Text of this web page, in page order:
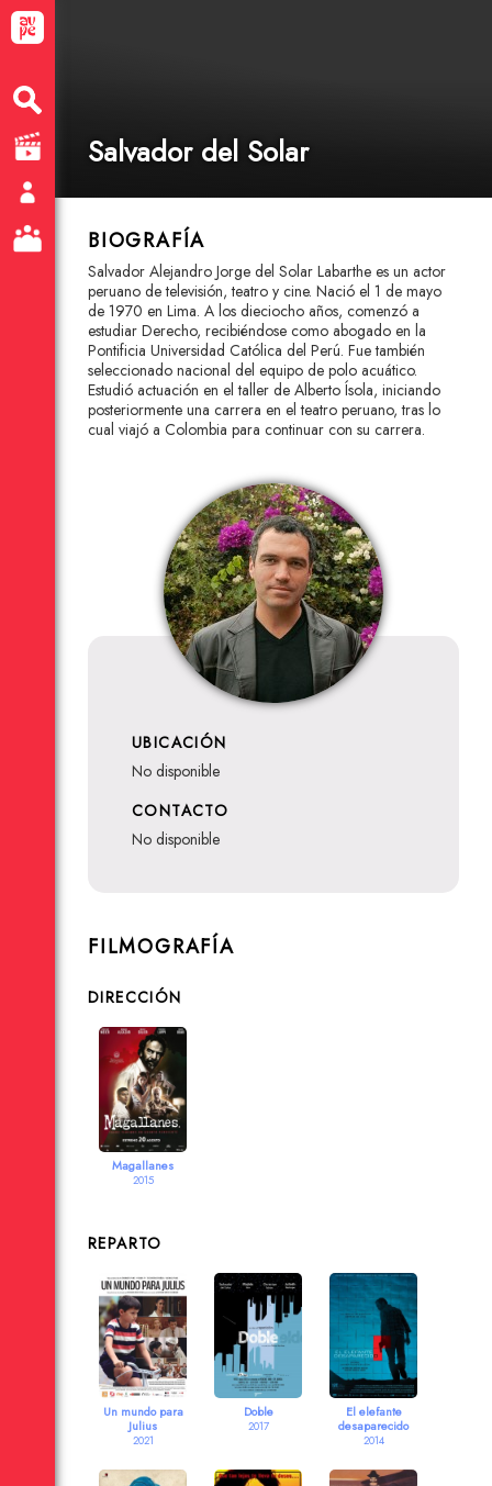
Salvador del Solar
BIOGRAFÍA
Salvador Alejandro Jorge del Solar Labarthe es un actor
peruano de televisión, teatro y cine. Nació el 1 de mayo
de 1970 en Lima. A los dieciocho años, comenzó a
estudiar Derecho, recibiéndose como abogado en la
Pontificia Universidad Católica del Perú. Fue también
seleccionado nacional del equipo de polo acuático.
Estudió actuación en el taller de Alberto Ísola, iniciando
posteriormente una carrera en el teatro peruano, tras lo
cual viajó a Colombia para continuar con su carrera.
UBICACIÓN
no disponible
CONTACTO
no disponible
FILMOGRAFÍA
DIRECCIÓN
Magallanes
2015
REPARTO
Un mundo para
Julius
2021
Doble
2017
El elefante
desaparecido
2014